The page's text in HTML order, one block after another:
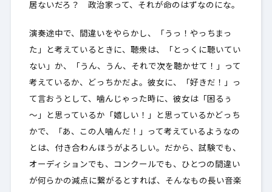
居ないだろ？ 政治家って、それが命のはずなのにな。
演奏途中で、間違いをやらかし、「うっ！やっちまっ
た」と考えているときに、聴衆は、「とっくに聴いてい
ない」か、「うん、うん、それで次を聴かせて！」って
考えているか、どっちかだよ。彼女に、「好きだ！」っ
て言おうとして、噛んじゃった時に、彼女は「困るぅ
～」と思っているか「嬉しい！」と思っているかどっち
かで、「あ、この人噛んだ！」って考えているようなの
とは、付き合わんほうがよろしい。だから、試験でも、
オーディションでも、コンクールでも、ひとつの間違い
が何らかの減点に繋がるとすれば、そんなもの長い音楽